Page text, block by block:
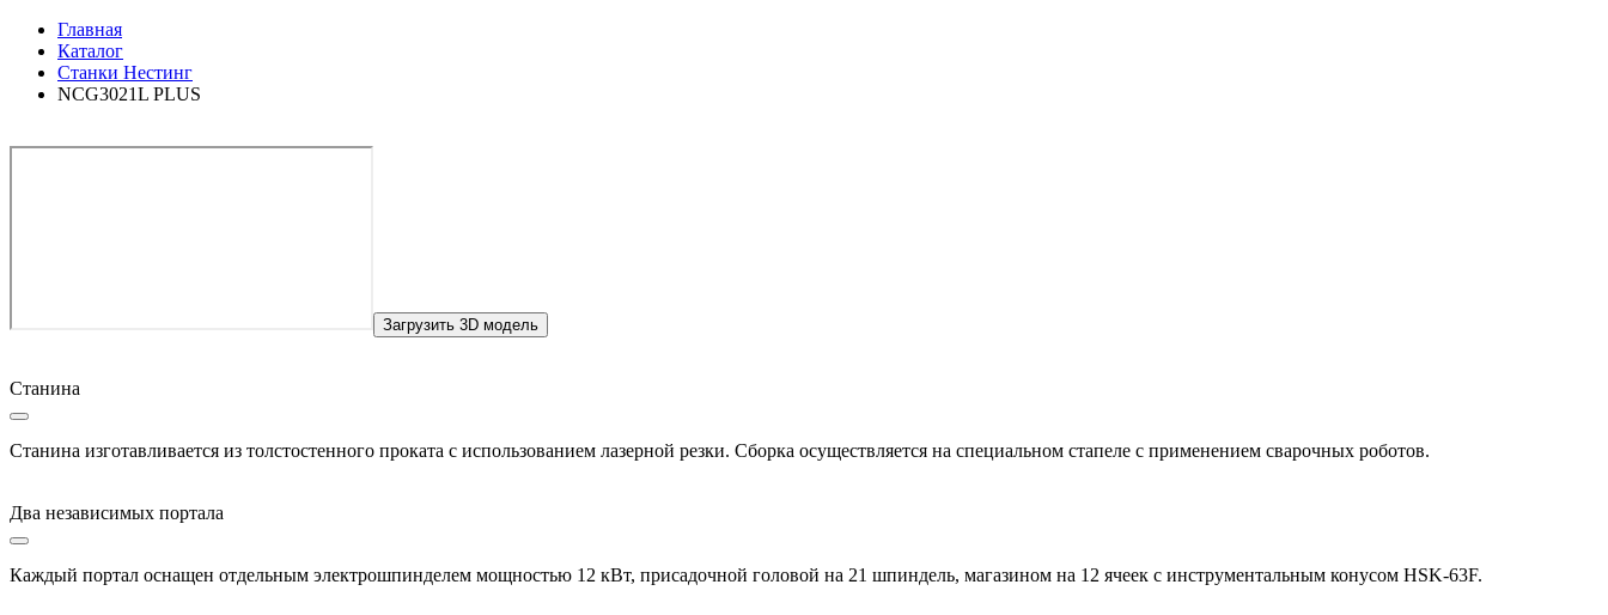
Главная
Каталог
Станки Нестинг
NCG3021L PLUS
Загрузить 3D модель
Станина
Станина изготавливается из толстостенного проката с использованием лазерной резки. Сборка осуществляется на специальном стапеле с применением сварочных роботов.
Два независимых портала
Каждый портал оснащен отдельным электрошпинделем мощностью 12 кВт, присадочной головой на 21 шпиндель, магазином на 12 ячеек с инструментальным конусом HSK-63F.